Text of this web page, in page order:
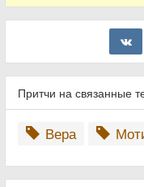
Притчи на связанные
Вера